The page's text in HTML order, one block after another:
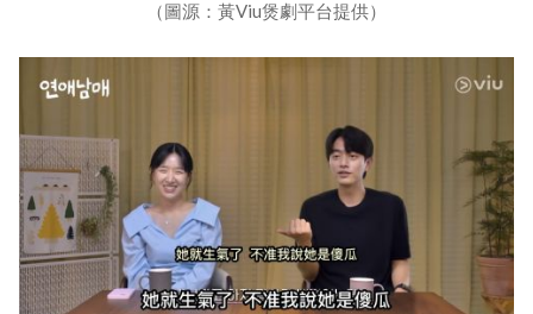
（圖源：黃Viu煲劇平台提供）